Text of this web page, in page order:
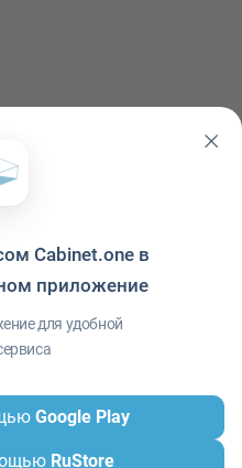
использования ·
Информационный центр"
Cabinet.one в
приложение
для удобной
Google Play
RuStore